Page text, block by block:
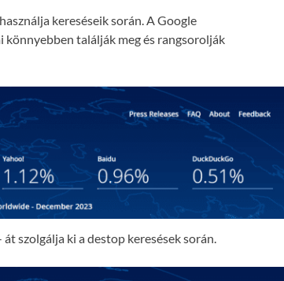
kereséseik során. A Google
találják meg és rangsorolják
szolgálja ki a destop keresések során.